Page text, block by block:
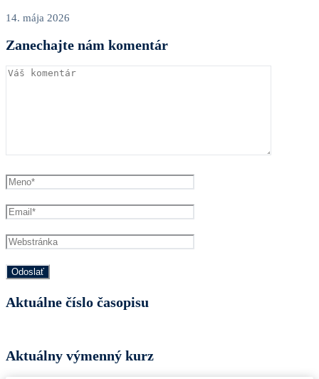
14. mája 2026
Zanechajte nám komentár
Aktuálne číslo časopisu
Aktuálny výmenný kurz